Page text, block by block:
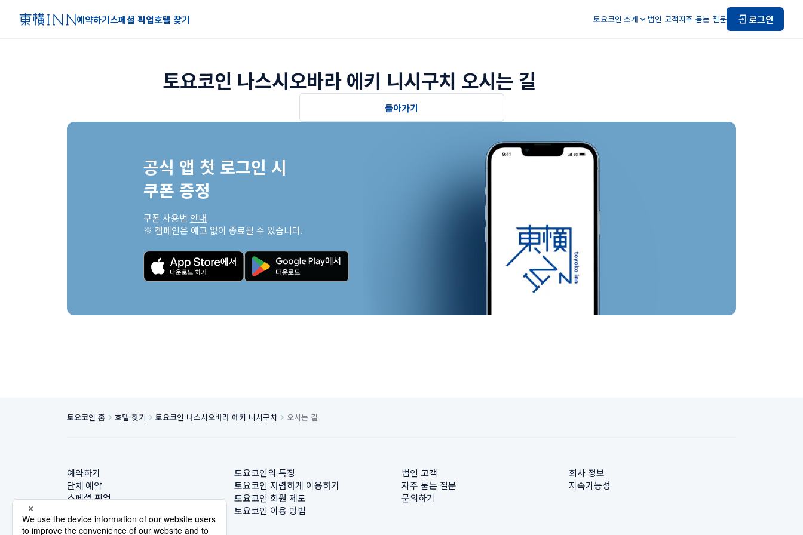
예약하기스페셜 픽업호텔 찾기 토요코인 소개 법인 고객자주 묻는 질문 로그인
토요코인 나스시오바라 에키 니시구치 오시는 길
돌아가기
공식 앱 첫 로그인 시
쿠폰 증정
쿠폰 사용법 안내
※ 캠페인은 예고 없이 종료될 수 있습니다.
토요코인 홈 호텔 찾기 토요코인 나스시오바라 에키 니시구치 오시는 길
예약하기
단체 예약
스페셜 픽업
토요코인의 특징
토요코인 저렴하게 이용하기
토요코인 회원 제도
토요코인 이용 방법
법인 고객
자주 묻는 질문
문의하기
회사 정보
지속가능성